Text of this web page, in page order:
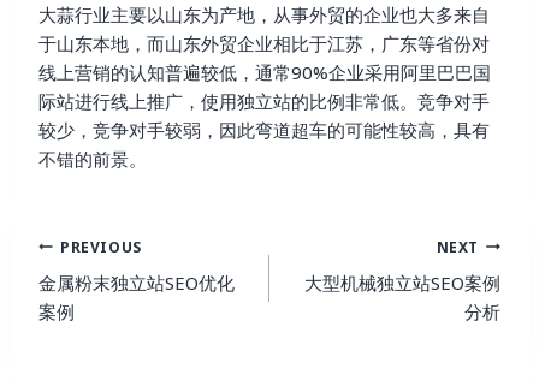
大蒜行业主要以山东为产地，从事外贸的企业也大多来自
于山东本地，而山东外贸企业相比于江苏，广东等省份对
线上营销的认知普遍较低，通常90%企业采用阿里巴巴国
际站进行线上推广，使用独立站的比例非常低。竞争对手
较少，竞争对手较弱，因此弯道超车的可能性较高，具有
不错的前景。
Post
Navigation
PREVIOUS
金属粉末独立站SEO优化
案例
NEXT
大型机械独立站SEO案例
分析